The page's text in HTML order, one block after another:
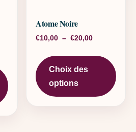
de prix : €10,00 à €20,00
Ce produit a plusieurs variations.
Atome Noire
€10,00 – €20,00Plage de
Choix des
options